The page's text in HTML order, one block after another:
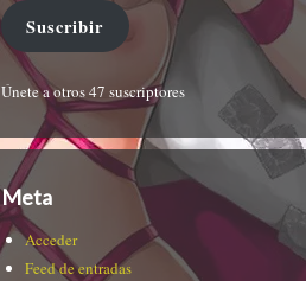
Suscribir
Únete a otros 47 suscriptores
Meta
Acceder
Feed de entradas